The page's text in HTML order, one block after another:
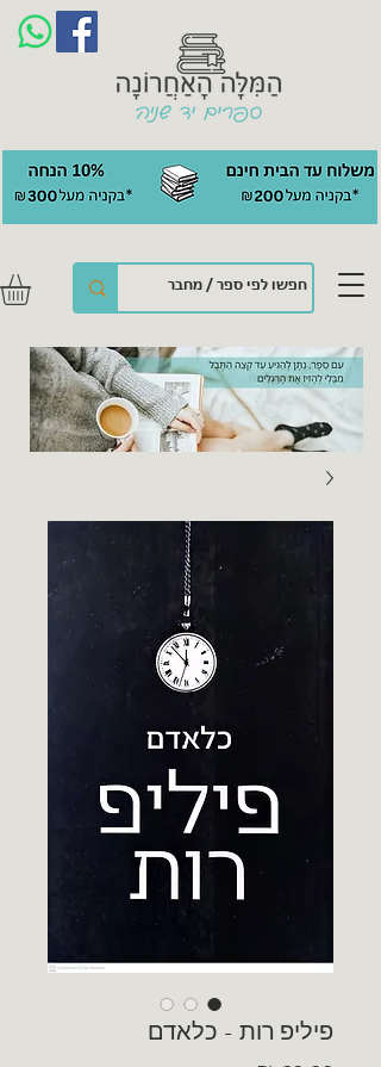
פיליפ רות - כלאדם